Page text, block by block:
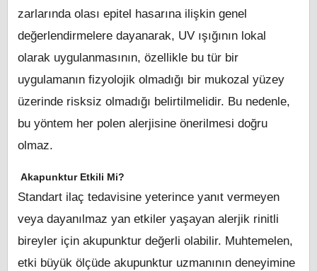
zarlarında olası epitel hasarına ilişkin genel
değerlendirmelere dayanarak, UV ışığının lokal
olarak uygulanmasının, özellikle bu tür bir
uygulamanın fizyolojik olmadığı bir mukozal yüzey
üzerinde risksiz olmadığı belirtilmelidir. Bu nedenle,
bu yöntem her polen alerjisine önerilmesi doğru
olmaz.
Akapunktur Etkili Mi?
Standart ilaç tedavisine yeterince yanıt vermeyen
veya dayanılmaz yan etkiler yaşayan alerjik rinitli
bireyler için akupunktur değerli olabilir. Muhtemelen,
etki büyük ölçüde akupunktur uzmanının deneyimine